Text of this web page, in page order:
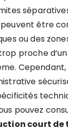
être
ou des
proche
Cependant,
pouvez
court de